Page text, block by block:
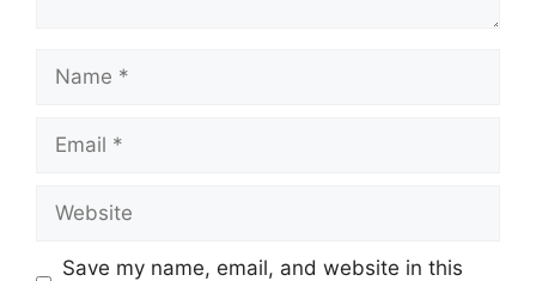
Save my name, email, and website in this